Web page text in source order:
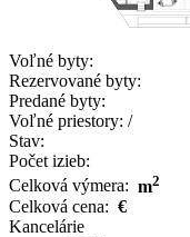
Voľné byty:
Rezervované byty:
Predané byty:
Voľné priestory: /
Stav:
Počet izieb:
Celková výmera: m2
Celková cena: €
Kancelárie